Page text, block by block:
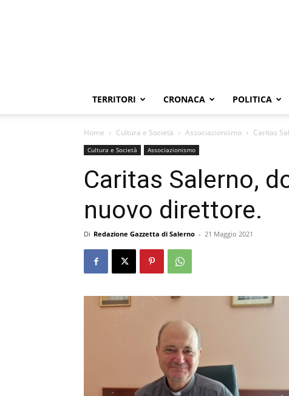
TERRITORI CRONACA POLITICA
Home Cultura e Società Associazionismo Caritas
Cultura e Società Associazionismo
Caritas Salerno,
nuovo direttore.
Di Redazione Gazzetta di Salerno - 21 Maggio 2021